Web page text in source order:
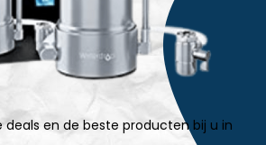
deals en de beste producten bij u in